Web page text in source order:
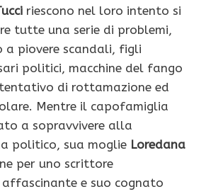
riescono nel loro intento si
tutte una serie di problemi,
a piovere scandali, figli
politici, macchine del fango
di rottamazione ed
Mentre il capofamiglia
a sopravvivere alla
politico, sua moglie Loredana
per uno scrittore
e suo cognato